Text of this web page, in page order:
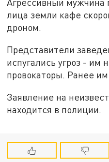
Агрессивный мужчина
лица земли кафе
дроном.
Представители
испугались угроз - им
провокаторы. Ранее
Заявление на
находится в полиции.